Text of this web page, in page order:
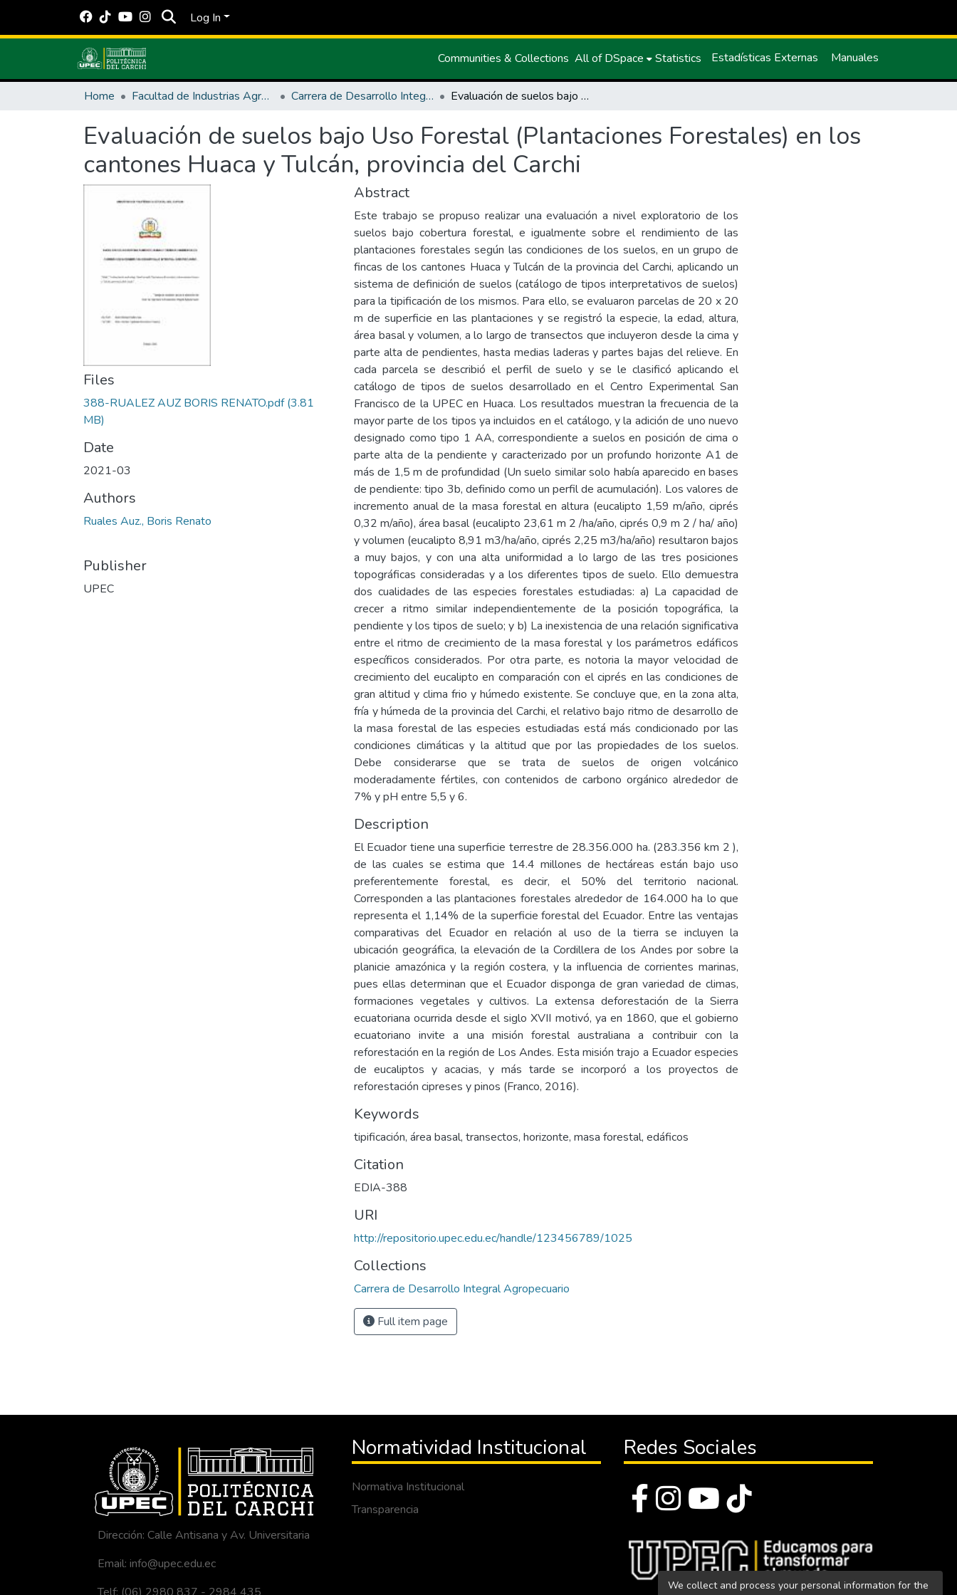
Log In
Communities & Collections All of DSpace Statistics Estadísticas Externas Manuales
Home Facultad de Industrias Agropecuarias y Ciencias Ambientales Carrera de Desarrollo Integral Agropecuario Evaluación de suelos bajo Uso Forestal (Plantaciones Forestales) en los cantones Huaca y Tulcán, provincia del Carchi
Evaluación de suelos bajo Uso Forestal (Plantaciones Forestales) en los
cantones Huaca y Tulcán, provincia del Carchi
Files
388-RUALEZ AUZ BORIS RENATO.pdf(3.81
MB)
Date
2021-03
Authors
Ruales Auz., Boris Renato
Publisher
UPEC
Abstract
Este trabajo se propuso realizar una evaluación a nivel exploratorio de los
suelos bajo cobertura forestal, e igualmente sobre el rendimiento de las
plantaciones forestales según las condiciones de los suelos, en un grupo de
fincas de los cantones Huaca y Tulcán de la provincia del Carchi, aplicando un
sistema de definición de suelos (catálogo de tipos interpretativos de suelos)
para la tipificación de los mismos. Para ello, se evaluaron parcelas de 20 x 20
m de superficie en las plantaciones y se registró la especie, la edad, altura,
área basal y volumen, a lo largo de transectos que incluyeron desde la cima y
parte alta de pendientes, hasta medias laderas y partes bajas del relieve. En
cada parcela se describió el perfil de suelo y se le clasificó aplicando el
catálogo de tipos de suelos desarrollado en el Centro Experimental San
Francisco de la UPEC en Huaca. Los resultados muestran la frecuencia de la
mayor parte de los tipos ya incluidos en el catálogo, y la adición de uno nuevo
designado como tipo 1 AA, correspondiente a suelos en posición de cima o
parte alta de la pendiente y caracterizado por un profundo horizonte A1 de
más de 1,5 m de profundidad (Un suelo similar solo había aparecido en bases
de pendiente: tipo 3b, definido como un perfil de acumulación). Los valores de
incremento anual de la masa forestal en altura (eucalipto 1,59 m/año, ciprés
0,32 m/año), área basal (eucalipto 23,61 m 2 /ha/año, ciprés 0,9 m 2 / ha/ año)
y volumen (eucalipto 8,91 m3/ha/año, ciprés 2,25 m3/ha/año) resultaron bajos
a muy bajos, y con una alta uniformidad a lo largo de las tres posiciones
topográficas consideradas y a los diferentes tipos de suelo. Ello demuestra
dos cualidades de las especies forestales estudiadas: a) La capacidad de
crecer a ritmo similar independientemente de la posición topográfica, la
pendiente y los tipos de suelo; y b) La inexistencia de una relación significativa
entre el ritmo de crecimiento de la masa forestal y los parámetros edáficos
específicos considerados. Por otra parte, es notoria la mayor velocidad de
crecimiento del eucalipto en comparación con el ciprés en las condiciones de
gran altitud y clima frio y húmedo existente. Se concluye que, en la zona alta,
fría y húmeda de la provincia del Carchi, el relativo bajo ritmo de desarrollo de
la masa forestal de las especies estudiadas está más condicionado por las
condiciones climáticas y la altitud que por las propiedades de los suelos.
Debe considerarse que se trata de suelos de origen volcánico
moderadamente fértiles, con contenidos de carbono orgánico alrededor de
7% y pH entre 5,5 y 6.
Description
El Ecuador tiene una superficie terrestre de 28.356.000 ha. (283.356 km 2 ),
de las cuales se estima que 14.4 millones de hectáreas están bajo uso
preferentemente forestal, es decir, el 50% del territorio nacional.
Corresponden a las plantaciones forestales alrededor de 164.000 ha lo que
representa el 1,14% de la superficie forestal del Ecuador. Entre las ventajas
comparativas del Ecuador en relación al uso de la tierra se incluyen la
ubicación geográfica, la elevación de la Cordillera de los Andes por sobre la
planicie amazónica y la región costera, y la influencia de corrientes marinas,
pues ellas determinan que el Ecuador disponga de gran variedad de climas,
formaciones vegetales y cultivos. La extensa deforestación de la Sierra
ecuatoriana ocurrida desde el siglo XVII motivó, ya en 1860, que el gobierno
ecuatoriano invite a una misión forestal australiana a contribuir con la
reforestación en la región de Los Andes. Esta misión trajo a Ecuador especies
de eucaliptos y acacias, y más tarde se incorporó a los proyectos de
reforestación cipreses y pinos (Franco, 2016).
Keywords
tipificación, área basal, transectos, horizonte, masa forestal, edáficos
Citation
EDIA-388
URI
http://repositorio.upec.edu.ec/handle/123456789/1025
Collections
Carrera de Desarrollo Integral Agropecuario
Full item page
Dirección: Calle Antisana y Av. Universitaria
Email: info@upec.edu.ec
Normatividad Institucional
Normativa Institucional
Transparencia
Redes Sociales
We collect and process your personal information for the